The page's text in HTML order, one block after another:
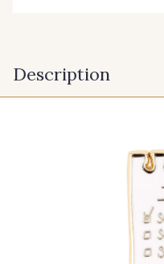
Description